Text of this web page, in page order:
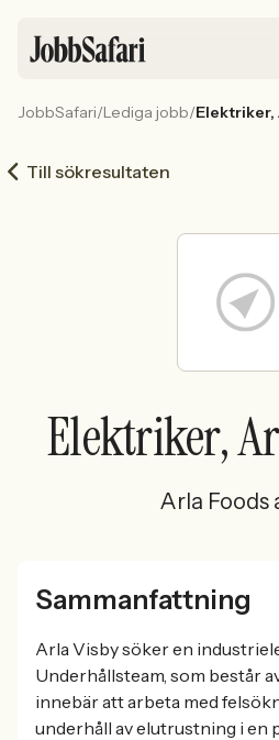
Arbetsliv och karriär
För arbetsgivare
Sök med AI
Ny här? Skapa konto
JobbSafari/Lediga jobb/Elektriker,
Till sökresultaten
Elektriker,
Arla Foods
Sammanfattning
Arla Visby söker en
Underhållsteam, som består
innebär att arbeta med
underhåll av elutrustning i en